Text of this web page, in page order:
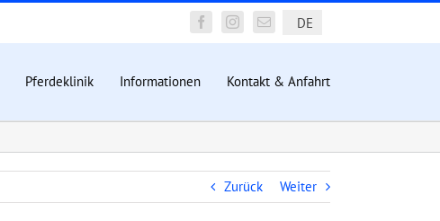
FacebookInstagram
E-
Mail
DE
Pferdeklinik Informationen Kontakt & Anfahrt
Zurück Weiter